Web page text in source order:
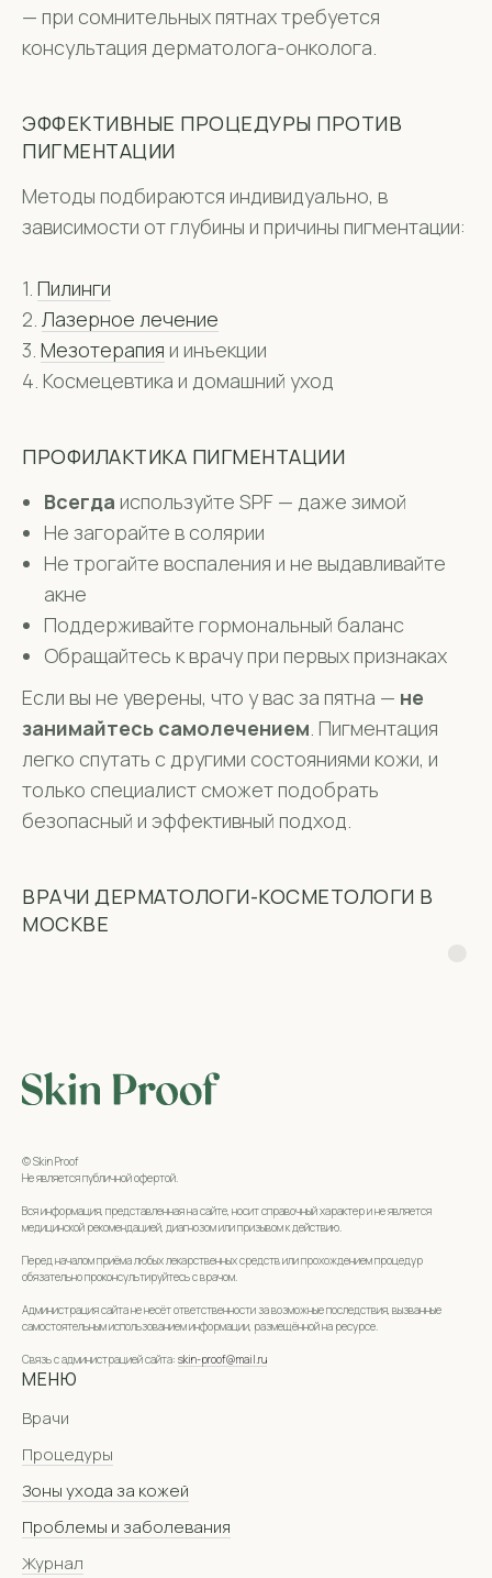
— при сомнительных пятнах требуется
консультация дерматолога-онколога.
ЭФФЕКТИВНЫЕ ПРОЦЕДУРЫ ПРОТИВ
ПИГМЕНТАЦИИ
Методы подбираются индивидуально, в
зависимости от глубины и причины пигментации:
1. Пилинги
2. Лазерное лечение
3. Мезотерапия и инъекции
4. Космецевтика и домашний уход
ПРОФИЛАКТИКА ПИГМЕНТАЦИИ
Всегда используйте SPF — даже зимой
Не загорайте в солярии
Не трогайте воспаления и не выдавливайте
акне
Поддерживайте гормональный баланс
Обращайтесь к врачу при первых признаках
Если вы не уверены, что у вас за пятна — не
занимайтесь самолечением. Пигментация
легко спутать с другими состояниями кожи, и
только специалист сможет подобрать
безопасный и эффективный подход.
ВРАЧИ ДЕРМАТОЛОГИ-КОСМЕТОЛОГИ В
МОСКВЕ
© Skin Proof
Не является публичной офертой.
Вся информация, представленная на сайте, носит справочный характер и не является
медицинской рекомендацией, диагнозом или призывом к действию.
Перед началом приёма любых лекарственных средств или прохождением процедур
обязательно проконсультируйтесь с врачом.
Администрация сайта не несёт ответственности за возможные последствия, вызванные
самостоятельным использованием информации, размещённой на ресурсе.
Связь с администрацией сайта: skin-proof@mail.ru
МЕНЮ
Врачи
Процедуры
Зоны ухода за кожей
Проблемы и заболевания
Журнал